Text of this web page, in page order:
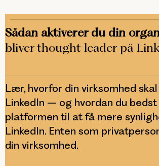
Sådan aktiverer du din
bliver thought leader på
Lær, hvorfor din virksomhed
LinkedIn – og hvordan du
platformen til at få mere
LinkedIn. Enten som
din virksomhed.